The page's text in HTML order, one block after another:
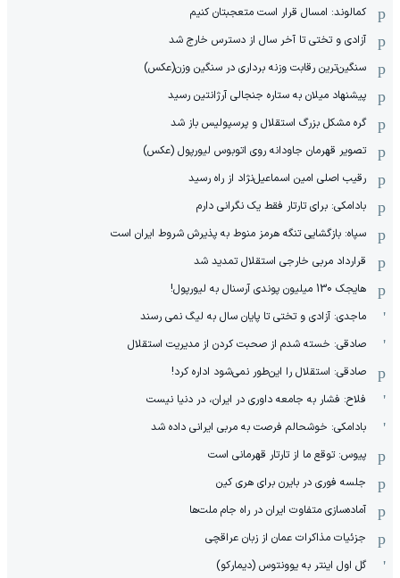
کمالوند: امسال قرار است متعجبتان کنیم
آزادی و تختی تا آخر سال از دسترس خارج شد
سنگین‌ترین رقابت وزنه برداری در سنگین وزن(عکس)
پیشنهاد میلان به ستاره جنجالی آرژانتین رسید
گره مشکل بزرگ استقلال و پرسپولیس باز شد
تصویر قهرمان جاودانه روی اتوبوس لیورپول (عکس)
رقیب اصلی امین اسماعیل‌نژاد از راه رسید
بادامکی: برای تارتار فقط یک نگرانی دارم
سپاه: بازگشایی تنگه هرمز منوط به پذیرش شروط ایران است
قرارداد مربی خارجی استقلال تمدید شد
هایجک 130 میلیون پوندی آرسنال به لیورپول!
ماجدی: آزادی و تختی تا پایان سال به لیگ نمی رسند
صادقی: خسته شدم از صحبت کردن از مدیریت استقلال
صادقی: استقلال را این‌طور نمی‌شود اداره کرد!
فلاح: فشار به جامعه داوری در ایران، در دنیا نیست
بادامکی: خوشحالم فرصت به مربی ایرانی داده شد
پیوس: توقع ما از تارتار قهرمانی است
جلسه فوری در بایرن برای هری کین
آماده‌سازی متفاوت ایران در راه جام ملت‌ها
جزئیات مذاکرات عمان از زبان عراقچی
گل اول اینتر به یوونتوس (دیمارکو)